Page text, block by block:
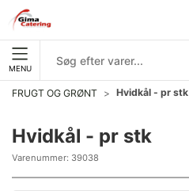
MENU
FRUGT OG GRØNT Hvidkål - pr stk
Hvidkål - pr stk
Varenummer: 39038